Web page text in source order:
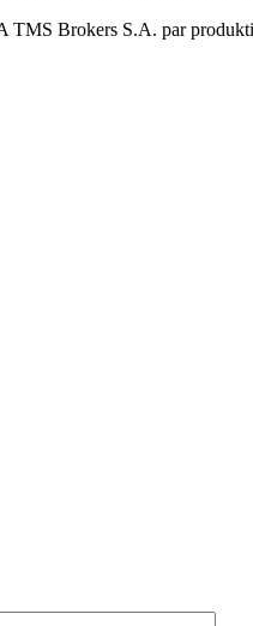
Brokers S.A. par